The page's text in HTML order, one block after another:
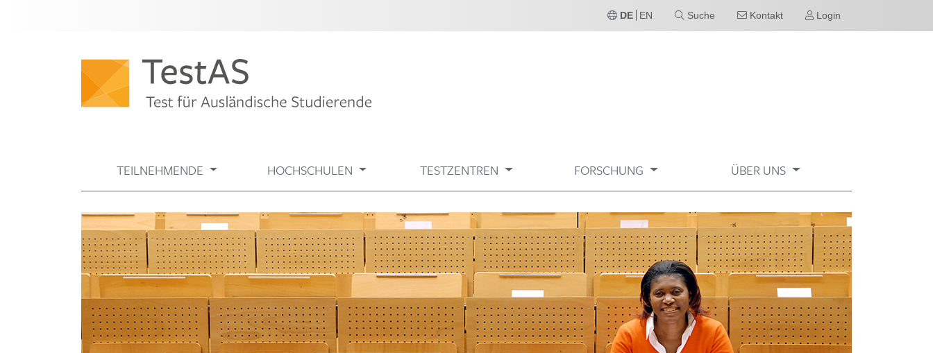
DE EN Suche Kontakt Login
TEILNEHMENDE HOCHSCHULEN TESTZENTREN FORSCHUNG ÜBER UNS